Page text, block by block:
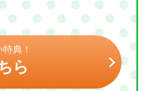
典！
ら